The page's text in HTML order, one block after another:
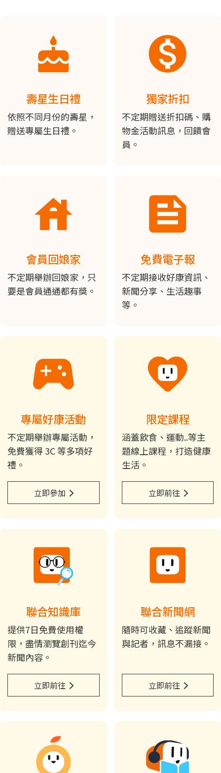
壽星生日禮
依照不同月份的壽星，
贈送專屬生日禮。
獨家折扣
不定期贈送折扣碼、購
物金活動訊息，回饋會
員。
會員回娘家
不定期舉辦回娘家，只
要是會員通通都有獎。
免費電子報
不定期接收好康資訊、
新聞分享、生活趣事
等。
專屬好康活動
不定期舉辦專屬活動，
免費獲得 3C 等多項好
禮。
立即參加
限定課程
涵蓋飲食、運動..等主
題線上課程，打造健康
生活。
立即前往
聯合知識庫
提供7日免費使用權
限，盡情瀏覽創刊迄今
新聞內容。
立即前往
聯合新聞網
隨時可收藏、追蹤新聞
與記者，訊息不漏接。
立即前往